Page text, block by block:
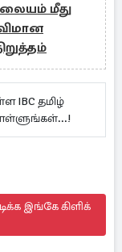
மீது
IBC தமிழ்
இங்கே கிளிக்